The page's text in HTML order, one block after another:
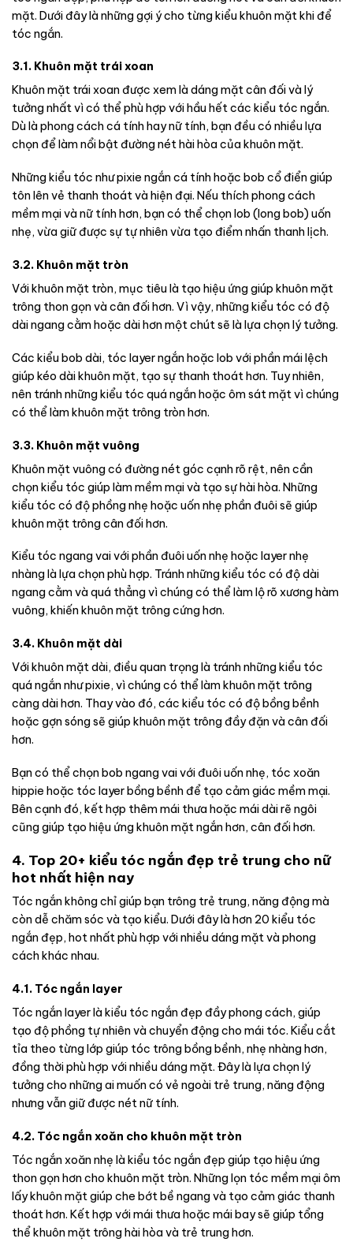
mặt. Dưới đây là những gợi ý cho từng kiểu khuôn mặt khi để
tóc ngắn.
3.1. Khuôn mặt trái xoan
Khuôn mặt trái xoan được xem là dáng mặt cân đối và lý
tưởng nhất vì có thể phù hợp với hầu hết các kiểu tóc ngắn.
Dù là phong cách cá tính hay nữ tính, bạn đều có nhiều lựa
chọn để làm nổi bật đường nét hài hòa của khuôn mặt.
Những kiểu tóc như pixie ngắn cá tính hoặc bob cổ điển giúp
tôn lên vẻ thanh thoát và hiện đại. Nếu thích phong cách
mềm mại và nữ tính hơn, bạn có thể chọn lob (long bob) uốn
nhẹ, vừa giữ được sự tự nhiên vừa tạo điểm nhấn thanh lịch.
3.2. Khuôn mặt tròn
Với khuôn mặt tròn, mục tiêu là tạo hiệu ứng giúp khuôn mặt
trông thon gọn và cân đối hơn. Vì vậy, những kiểu tóc có độ
dài ngang cằm hoặc dài hơn một chút sẽ là lựa chọn lý tưởng.
Các kiểu bob dài, tóc layer ngắn hoặc lob với phần mái lệch
giúp kéo dài khuôn mặt, tạo sự thanh thoát hơn. Tuy nhiên,
nên tránh những kiểu tóc quá ngắn hoặc ôm sát mặt vì chúng
có thể làm khuôn mặt trông tròn hơn.
3.3. Khuôn mặt vuông
Khuôn mặt vuông có đường nét góc cạnh rõ rệt, nên cần
chọn kiểu tóc giúp làm mềm mại và tạo sự hài hòa. Những
kiểu tóc có độ phồng nhẹ hoặc uốn nhẹ phần đuôi sẽ giúp
khuôn mặt trông cân đối hơn.
Kiểu tóc ngang vai với phần đuôi uốn nhẹ hoặc layer nhẹ
nhàng là lựa chọn phù hợp. Tránh những kiểu tóc có độ dài
ngang cằm và quá thẳng vì chúng có thể làm lộ rõ xương hàm
vuông, khiến khuôn mặt trông cứng hơn.
3.4. Khuôn mặt dài
Với khuôn mặt dài, điều quan trọng là tránh những kiểu tóc
quá ngắn như pixie, vì chúng có thể làm khuôn mặt trông
càng dài hơn. Thay vào đó, các kiểu tóc có độ bồng bềnh
hoặc gợn sóng sẽ giúp khuôn mặt trông đầy đặn và cân đối
hơn.
Bạn có thể chọn bob ngang vai với đuôi uốn nhẹ, tóc xoăn
hippie hoặc tóc layer bồng bềnh để tạo cảm giác mềm mại.
Bên cạnh đó, kết hợp thêm mái thưa hoặc mái dài rẽ ngôi
cũng giúp tạo hiệu ứng khuôn mặt ngắn hơn, cân đối hơn.
4. Top 20+ kiểu tóc ngắn đẹp trẻ trung cho nữ
hot nhất hiện nay
Tóc ngắn không chỉ giúp bạn trông trẻ trung, năng động mà
còn dễ chăm sóc và tạo kiểu. Dưới đây là hơn 20 kiểu tóc
ngắn đẹp, hot nhất phù hợp với nhiều dáng mặt và phong
cách khác nhau.
4.1. Tóc ngắn layer
Tóc ngắn layer là kiểu tóc ngắn đẹp đầy phong cách, giúp
tạo độ phồng tự nhiên và chuyển động cho mái tóc. Kiểu cắt
tỉa theo từng lớp giúp tóc trông bồng bềnh, nhẹ nhàng hơn,
đồng thời phù hợp với nhiều dáng mặt. Đây là lựa chọn lý
tưởng cho những ai muốn có vẻ ngoài trẻ trung, năng động
nhưng vẫn giữ được nét nữ tính.
4.2. Tóc ngắn xoăn cho khuôn mặt tròn
Tóc ngắn xoăn nhẹ là kiểu tóc ngắn đẹp giúp tạo hiệu ứng
thon gọn hơn cho khuôn mặt tròn. Những lọn tóc mềm mại ôm
lấy khuôn mặt giúp che bớt bề ngang và tạo cảm giác thanh
thoát hơn. Kết hợp với mái thưa hoặc mái bay sẽ giúp tổng
thể khuôn mặt trông hài hòa và trẻ trung hơn.